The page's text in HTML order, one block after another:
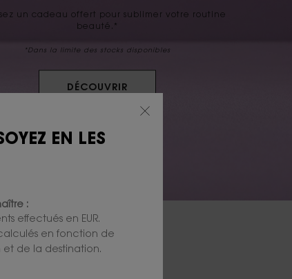
un cadeau offert pour sublimer votre routine
beauté.*
*Dans la limite des stocks disponibles
DÉCOUVRIR
EN LES
:
effectués en EUR.
en fonction de
de la destination.